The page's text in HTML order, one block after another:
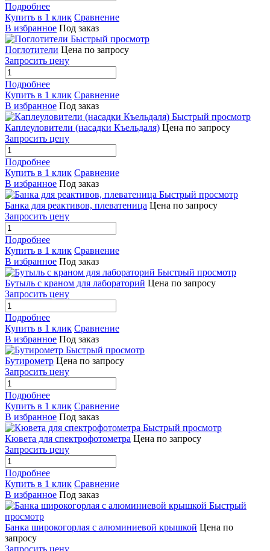
Подробнее
Купить в 1 клик Сравнение
В избранное Под заказ
Быстрый просмотр
Поглотители Цена по запросу
Запросить цену
Подробнее
Купить в 1 клик Сравнение
В избранное Под заказ
Быстрый просмотр
Каплеуловители (насадки Къельдаля) Цена по запросу
Запросить цену
Подробнее
Купить в 1 клик Сравнение
В избранное Под заказ
Быстрый просмотр
Банка для реактивов, плеватеница Цена по запросу
Запросить цену
Подробнее
Купить в 1 клик Сравнение
В избранное Под заказ
Быстрый просмотр
Бутыль с краном для лабораторий Цена по запросу
Запросить цену
Подробнее
Купить в 1 клик Сравнение
В избранное Под заказ
Быстрый просмотр
Бутирометр Цена по запросу
Запросить цену
Подробнее
Купить в 1 клик Сравнение
В избранное Под заказ
Быстрый просмотр
Кювета для спектрофотометра Цена по запросу
Запросить цену
Подробнее
Купить в 1 клик Сравнение
В избранное Под заказ
Быстрый
просмотр
Банка широкогорлая с алюминиевой крышкой Цена по
запросу
Запросить цену